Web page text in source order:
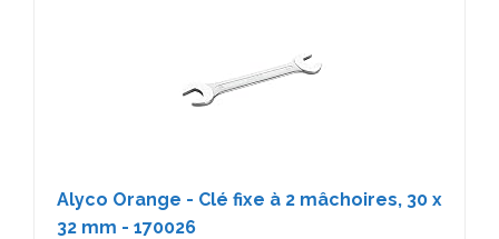
Alyco Orange - Clé fixe à 2 mâchoires, 30 x
32 mm - 170026